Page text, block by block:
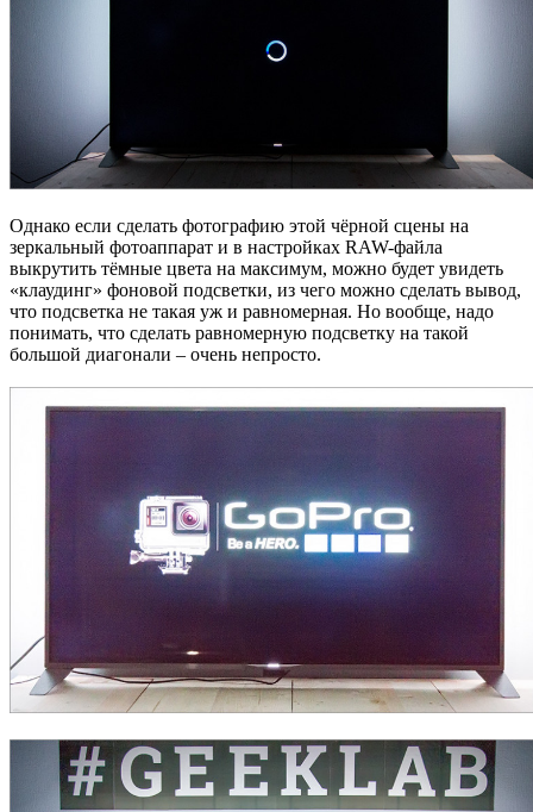
Однако если сделать фотографию этой чёрной сцены на
зеркальный фотоаппарат и в настройках RAW-файла
выкрутить тёмные цвета на максимум, можно будет увидеть
«клаудинг» фоновой подсветки, из чего можно сделать вывод,
что подсветка не такая уж и равномерная. Но вообще, надо
понимать, что сделать равномерную подсветку на такой
большой диагонали – очень непросто.